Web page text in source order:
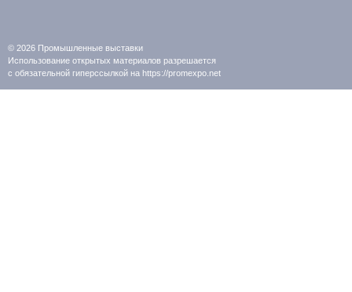
© 2026 Промышленные выставки
Использование открытых материалов разрешается
с обязательной гиперссылкой на https://promexpo.net